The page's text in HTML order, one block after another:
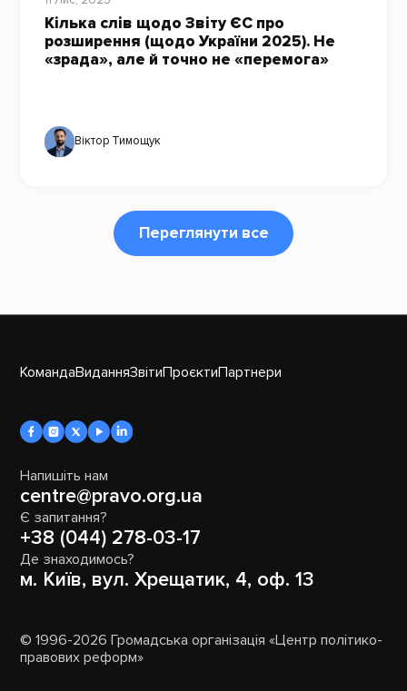
Кілька слів щодо Звіту ЄС про
розширення (щодо України 2025). Не
«зрада», але й точно не «перемога»
Віктор Тимощук
Переглянути все
КомандаВиданняЗвітиПроєктиПартнери
Напишіть нам
centre@pravo.org.ua
Є запитання?
+38 (044) 278-03-17
Де знаходимось?
м. Київ, вул. Хрещатик, 4, оф. 13
© 1996-2026 Громадська організація «Центр політико-
правових реформ»